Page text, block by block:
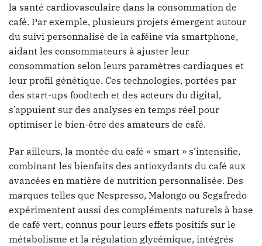
la santé cardiovasculaire dans la consommation de
café. Par exemple, plusieurs projets émergent autour
du suivi personnalisé de la caféine via smartphone,
aidant les consommateurs à ajuster leur
consommation selon leurs paramètres cardiaques et
leur profil génétique. Ces technologies, portées par
des start-ups foodtech et des acteurs du digital,
s’appuient sur des analyses en temps réel pour
optimiser le bien-être des amateurs de café.
Par ailleurs, la montée du café « smart » s’intensifie,
combinant les bienfaits des antioxydants du café aux
avancées en matière de nutrition personnalisée. Des
marques telles que Nespresso, Malongo ou Segafredo
expérimentent aussi des compléments naturels à base
de café vert, connus pour leurs effets positifs sur le
métabolisme et la régulation glycémique, intégrés